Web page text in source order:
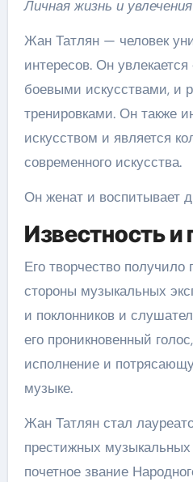
Личная жизнь и
Жан Татлян — человек
интересов. Он
боевыми искусствами, и
тренировками. Он также
искусством и является
современного искусства.
Он женат и воспитывает
Известность и
Его творчество получило
стороны музыкальных
и поклонников и
его проникновенный
исполнение и
музыке.
Жан Татлян стал
престижных
почетное звание